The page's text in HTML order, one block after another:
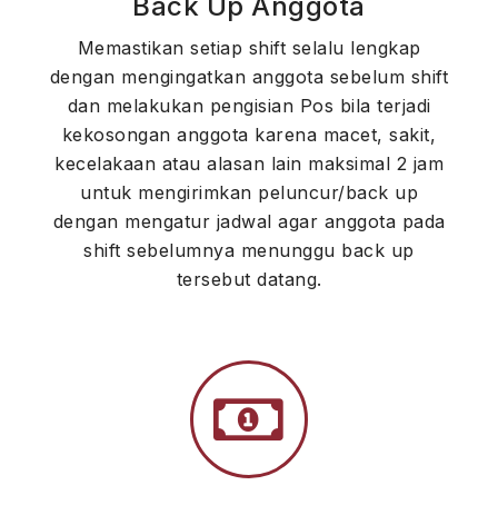
Back Up Anggota
Memastikan setiap shift selalu lengkap
dengan mengingatkan anggota sebelum shift
dan melakukan pengisian Pos bila terjadi
kekosongan anggota karena macet, sakit,
kecelakaan atau alasan lain maksimal 2 jam
untuk mengirimkan peluncur/back up
dengan mengatur jadwal agar anggota pada
shift sebelumnya menunggu back up
tersebut datang.